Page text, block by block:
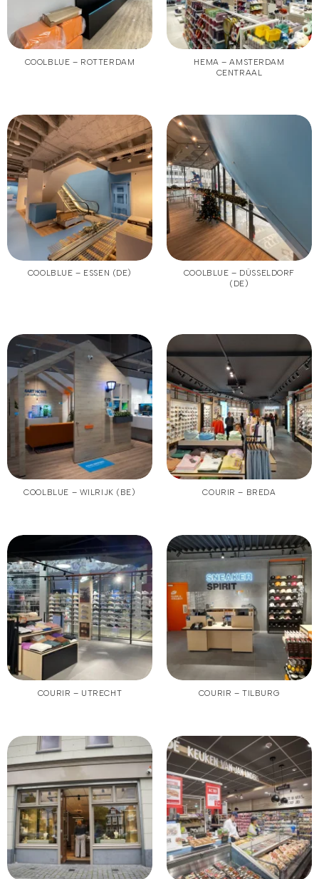
COOLBLUE – ROTTERDAM
HEMA – AMSTERDAM
CENTRAAL
COOLBLUE – ESSEN (DE)
COOLBLUE – DÜSSELDORF
(DE)
COOLBLUE – WILRIJK (BE) COURIR – BREDA
COURIR – UTRECHT COURIR – TILBURG